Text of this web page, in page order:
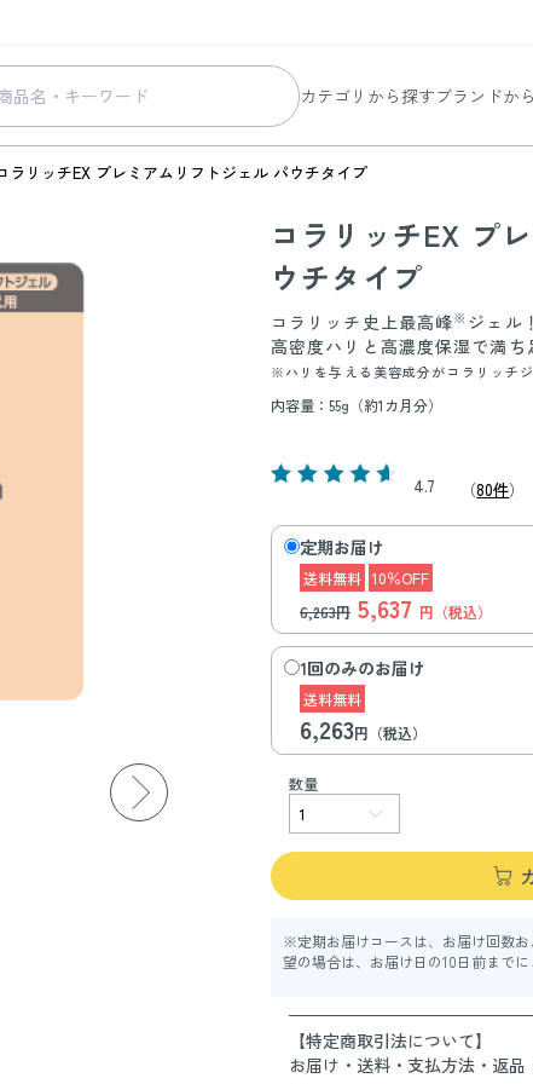
カテゴリから探す
メイク
ボディ&ヘアケア
ヘルスケア
美容・健康グッズ
暮らしの雑貨
すべての商品
ブランドか
コラリッ
ひざサポ
ケール青汁
ラリッチEX プレミアムリフトジェル パウチタイプ
コラリッチEX プ
ウチタイプ
コラリッチ史上最高峰※ ジェル！
高密度ハリと高濃度保湿で満ち
※ハリを与える美容成分がコラリッチ
内容量：55g（約1カ月分）
4.7 （80件）
定期お届け
送料無料 10％OFF
6,263円 5,637 円（税込）
1回のみのお届け
送料無料
6,263円（税込）
数量
※定期お届けコースは、お届け回数
望の場合は、お届け日の10日前まで
【特定商取引法について】
お届け・送料・支払方法・返品